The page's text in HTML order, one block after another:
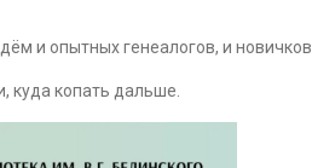
и опытных генеалогов, и новичков.
куда копать дальше.